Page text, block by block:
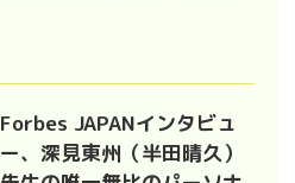
Forbes JAPANインタビュ
ー、深見東州（半田晴久）